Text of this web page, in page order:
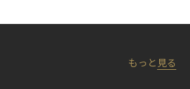
もっと 見る